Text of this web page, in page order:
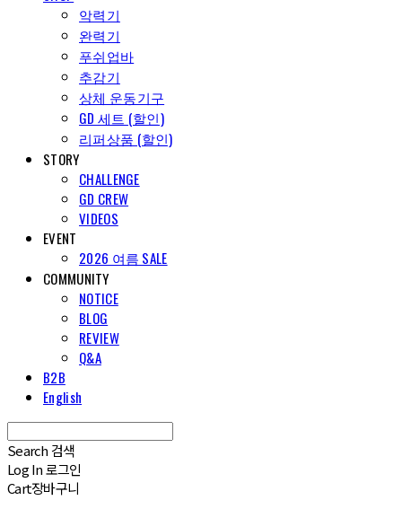
악력기
완력기
푸쉬업바
추감기
상체 운동기구
GD 세트 (할인)
리퍼상품 (할인)
STORY
CHALLENGE
GD CREW
VIDEOS
EVENT
2026 여름 SALE
COMMUNITY
NOTICE
BLOG
REVIEW
Q&A
B2B
English
Search 검색
Log In로그인
Cart장바구니